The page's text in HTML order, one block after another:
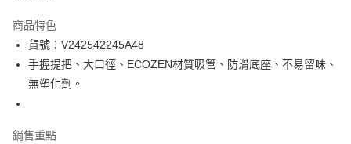
超商取貨付款
LINE Pay
街口支付
商品特色
貨號：V242542245A48
手握提把、大口徑、ECOZEN材質吸管、防滑底座、不易留味、
無塑化劑。
銷售重點